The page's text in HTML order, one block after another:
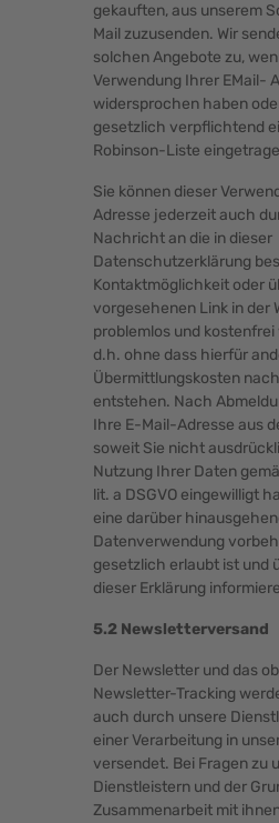
gekauften, aus unserem
Mail zuzusenden. Wir
solchen Angebote zu,
Verwendung Ihrer EMail-
widersprochen haben
gesetzlich verpflichtend
Robinson-Liste
Sie können dieser
Adresse jederzeit auch
Nachricht an die in dieser
Datenschutzerklärung
Kontaktmöglichkeit oder
vorgesehenen Link in der
problemlos und
d.h. ohne dass hierfür
Übermittlungskosten
entstehen. Nach
Ihre E-Mail-Adresse aus
soweit Sie nicht
Nutzung Ihrer Daten
lit. a DSGVO eingewilligt
eine darüber
Datenverwendung
gesetzlich erlaubt ist und
dieser Erklärung
5.2 Newsletterversand
Der Newsletter und das
Newsletter-Tracking
auch durch unsere
einer Verarbeitung in
versendet. Bei Fragen zu
Dienstleistern und der
Zusammenarbeit mit